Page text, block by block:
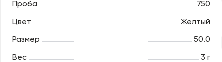
Проба 750
Цвет Желтый
Размер 50.0
Вес 3 г